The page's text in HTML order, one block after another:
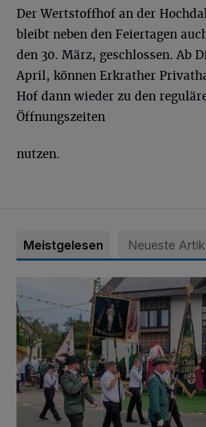
Der Wertstoffhof an der
bleibt neben den Feiertagen
den 30. März, geschlossen. Ab
April, können Erkrather
Hof dann wieder zu den
Öffnungszeiten
nutzen.
Meistgelesen Neueste
Nach der Parade folgt Montag das